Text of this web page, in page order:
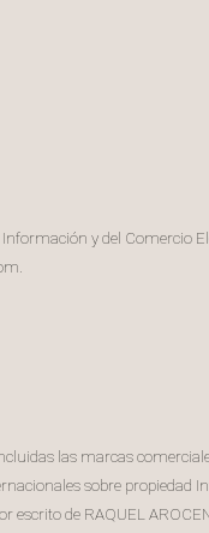
y del Comercio
las marcas
sobre propiedad
escrito de RAQUEL